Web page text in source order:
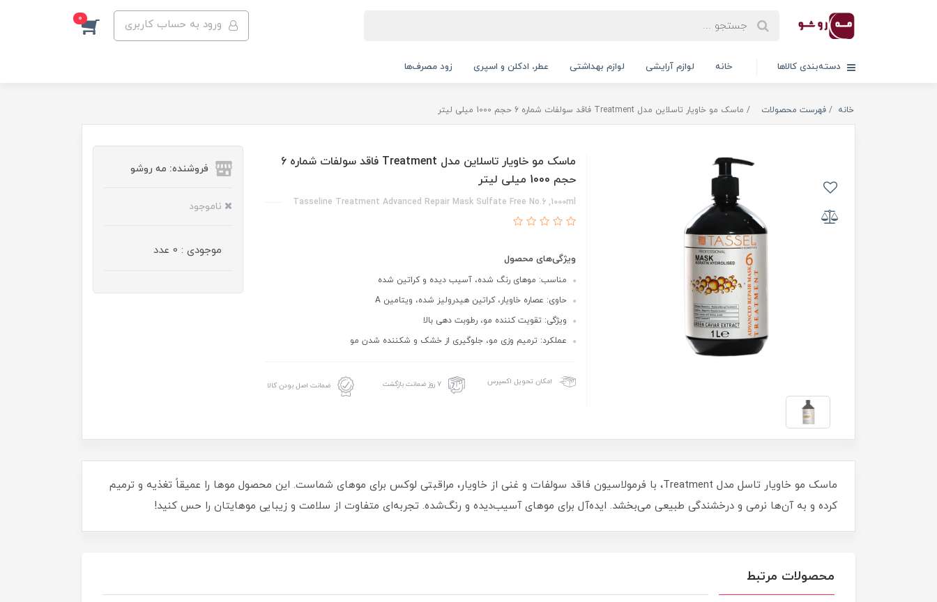
ورود به حساب کاربری 0
دسته‌بندی کالاها خانه لوازم آرایشی لوازم بهداشتی عطر، ادکلن و اسپری زود مصرف‌ها
خانه فهرست محصولات ماسک مو خاویار تاسلاین مدل Treatment فاقد سولفات شماره 6 حجم 1000 میلی لیتر
ماسک مو خاویار تاسلاین مدل Treatment فاقد سولفات شماره 6
حجم 1000 میلی لیتر
Tasseline Treatment Advanced Repair Mask Sulfate Free No.6 ,1000ml
ویژگی‌های محصول
مناسب: موهای رنگ شده، آسیب دیده و کراتین شده
حاوی: عصاره خاویار، کراتین هیدرولیز شده، ویتامین A
ویژگی: تقویت کننده مو، رطوبت دهی بالا
عملکرد: ترمیم وزی مو، جلوگیری از خشک و شکننده شدن مو
امکان تحویل اکسپرس ۷ روز ضمانت بازگشت ضمانت اصل بودن کالا
فروشنده: مه رو‌شو
ناموجود
موجودی : 0 عدد
ماسک مو خاویار تاسل مدل Treatment، با فرمولاسیون فاقد سولفات و غنی از خاویار، مراقبتی لوکس برای موهای شماست. این محصول موها را عمیقاً تغذیه و ترمیم
کرده و به آن‌ها نرمی و درخشندگی طبیعی می‌بخشد. ایده‌آل برای موهای آسیب‌دیده و رنگ‌شده. تجربه‌ای متفاوت از سلامت و زیبایی موهایتان را حس کنید!
محصولات مرتبط